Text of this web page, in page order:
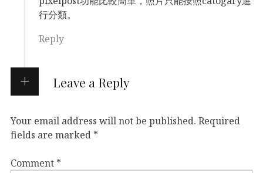
行分類。
Reply
Leave a Reply
Your email address will not be published. Required
fields are marked *
Comment *